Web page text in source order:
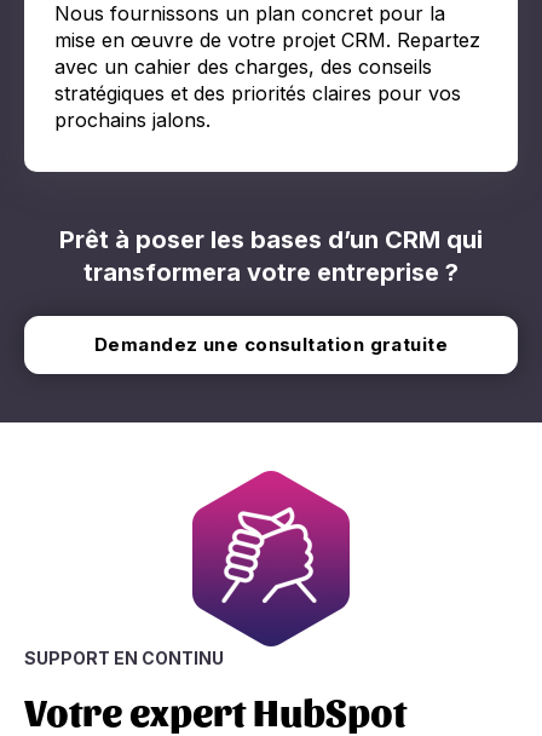
Nous fournissons un plan concret pour la
mise en œuvre de votre projet CRM. Repartez
avec un cahier des charges, des conseils
stratégiques et des priorités claires pour vos
prochains jalons.
Prêt à poser les bases d’un CRM qui
transformera votre entreprise ?
Demandez une consultation gratuite
SUPPORT EN CONTINU
Votre expert HubSpot